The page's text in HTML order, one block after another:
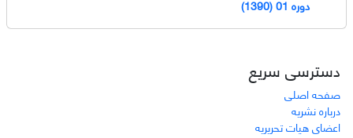
دوره 01 (1390)
دسترسی سریع
صفحه اصلی
درباره نشریه
اعضای هیات تحریریه